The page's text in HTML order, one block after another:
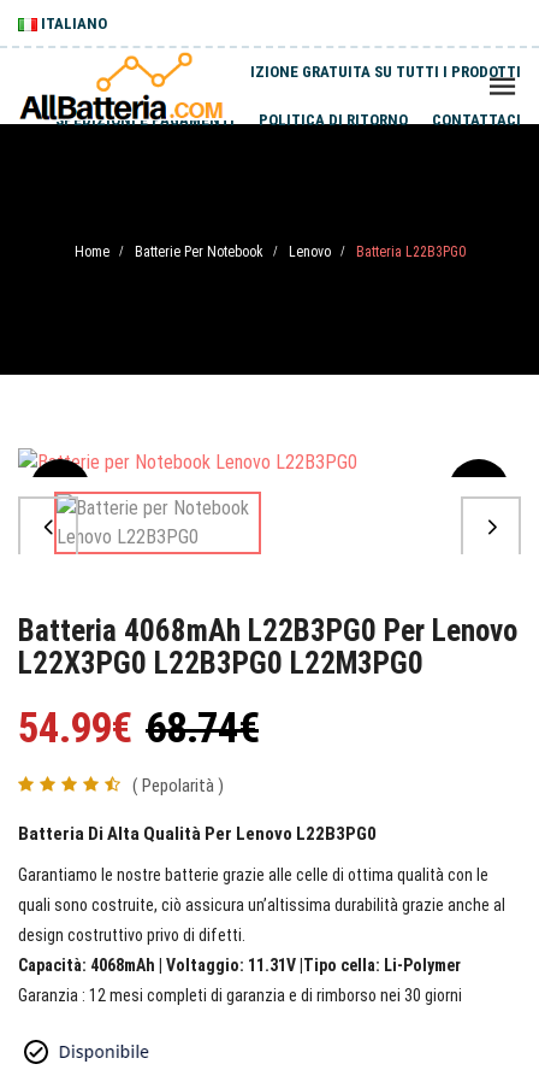
ITALIANO
SPEDIZIONE GRATUITA SU TUTTI I PRODOTTI
SPEDIZIONI E PAGAMENTI POLITICA DI RITORNO CONTATTACI
Home / Batterie Per Notebook / Lenovo / Batteria L22B3PG0
Sale
Batteria 4068mAh L22B3PG0 Per Lenovo
L22X3PG0 L22B3PG0 L22M3PG0
54.99€ 68.74€
( Pepolarità )
Batteria Di Alta Qualità Per Lenovo L22B3PG0
Garantiamo le nostre batterie grazie alle celle di ottima qualità con le
quali sono costruite, ciò assicura un’altissima durabilità grazie anche al
design costruttivo privo di difetti.
Capacità: 4068mAh | Voltaggio: 11.31V |Tipo cella: Li-Polymer
Garanzia : 12 mesi completi di garanzia e di rimborso nei 30 giorni